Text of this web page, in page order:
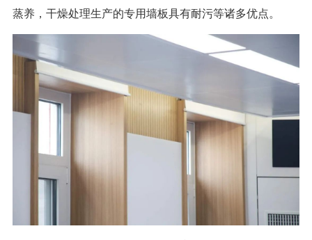
蒸养，干燥处理生产的专用墙板具有耐污等诸多优点。